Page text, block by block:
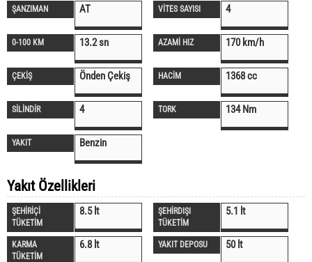
ŞANZIMAN AT VİTES SAYISI 4
0-100 KM 13.2 sn AZAMİ HIZ 170 km/h
ÇEKİŞ Önden Çekiş HACİM 1368 cc
SİLİNDİR 4 TORK 134 Nm
YAKIT Benzin
Yakıt Özellikleri
ŞEHİRİÇİ
TÜKETİM
8.5 lt
ŞEHİRDIŞI
TÜKETİM
5.1 lt
KARMA
TÜKETİM
6.8 lt YAKIT DEPOSU 50 lt